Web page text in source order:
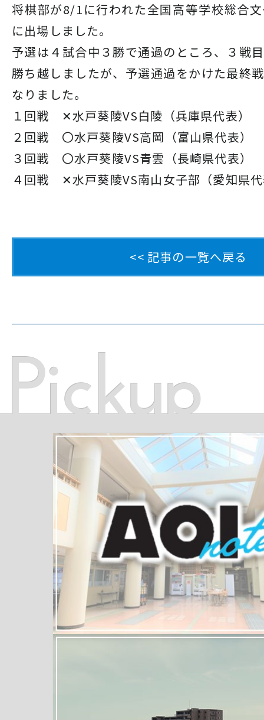
将棋部が8/1に行われた全国高等学校総合
に出場しました。
予選は４試合中３勝で通過のところ、３戦
勝ち越しましたが、予選通過をかけた最終
なりました。
１回戦 ✕水戸葵陵VS白陵（兵庫県代表）
２回戦 〇水戸葵陵VS高岡（富山県代表）
３回戦 〇水戸葵陵VS青雲（長崎県代表）
４回戦 ✕水戸葵陵VS南山女子部（愛知県
<< 記事の一覧へ戻る